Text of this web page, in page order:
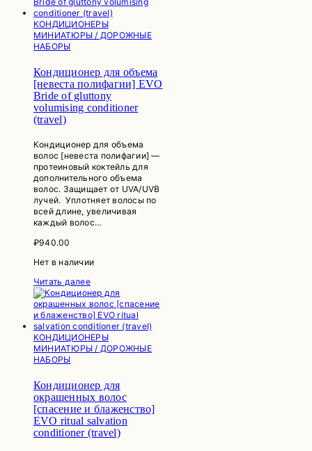
КОНДИЦИОНЕРЫ
МИНИАТЮРЫ / ДОРОЖНЫЕ
НАБОРЫ
Кондиционер для объема
[невеста полифагии] EVO
Bride of gluttony
volumising conditioner
(travel)
Кондиционер для объема
волос [невеста полифагии] —
протеиновый коктейль для
дополнительного объема
волос. Защищает от UVA/UVB
лучей. Уплотняет волосы по
всей длине, увеличивая
каждый волос…
₽940.00
Нет в наличии
Читать далее
КОНДИЦИОНЕРЫ
МИНИАТЮРЫ / ДОРОЖНЫЕ
НАБОРЫ
Кондиционер для
окрашенных волос
[спасение и блаженство]
EVO ritual salvation
conditioner (travel)